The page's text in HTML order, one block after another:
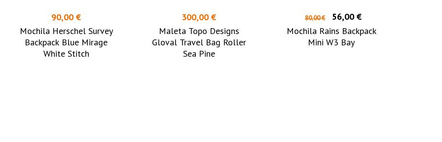
90,00 €
Mochila Herschel Survey
Backpack Blue Mirage
White Stitch
300,00 €
Maleta Topo Designs
Gloval Travel Bag Roller
Sea Pine
80,00 €
56,00 €
Mochila Rains Backpack
Mini W3 Bay